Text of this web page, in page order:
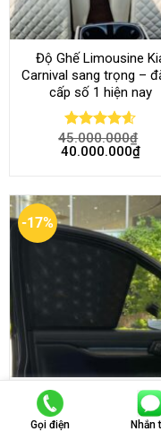
Độ Ghế Limousine
Carnival sang trọng –
cấp số 1 hiện nay
Rated4.58
out of 5
45.000.000₫
40.000.000₫
-17%
Rèm Che Nắng Ford
Everest 2022-2023 Loại
Hít Nam Châm
Gọi điện Nhắn